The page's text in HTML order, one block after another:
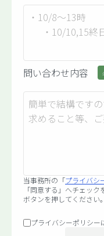
問い合わせ内容
当事務所の「プライバシ
「同意する」へチェック
ボタンを押してください。
プライバシーポリシー